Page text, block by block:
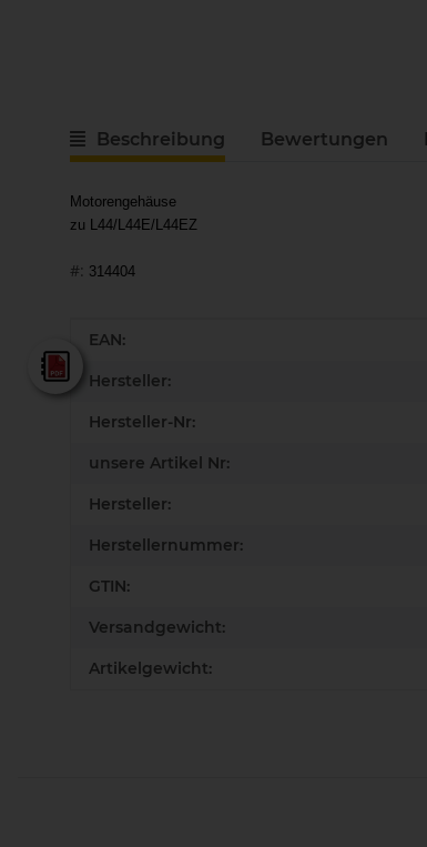
Beschreibung Bewertungen
Motorengehäuse
zu L44/L44E/L44EZ
#: 314404
Produkteigenschaft
Wert
EAN:
Hersteller:
Hersteller-Nr:
unsere Artikel Nr:
Hersteller:
Herstellernummer:
GTIN:
Versandgewicht:
Artikelgewicht: